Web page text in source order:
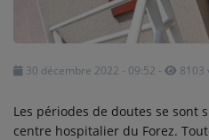
Se connecter
30 décembre 2022 - 09:52 - 8103
Les périodes de doutes se sont
centre hospitalier du Forez.